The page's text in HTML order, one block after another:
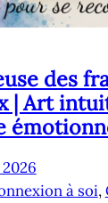
des
| Art
à soi,